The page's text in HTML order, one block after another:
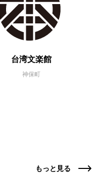
台湾文楽館
神保町
もっと見る